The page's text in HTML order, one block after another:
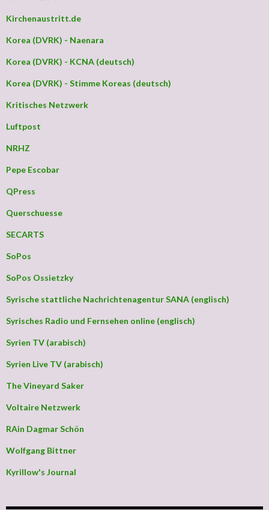
Kirchenaustritt.de
Korea (DVRK) - Naenara
Korea (DVRK) - KCNA (deutsch)
Korea (DVRK) - Stimme Koreas (deutsch)
Kritisches Netzwerk
Luftpost
NRHZ
Pepe Escobar
QPress
Querschuesse
SECARTS
SoPos
SoPos Ossietzky
Syrische stattliche Nachrichtenagentur SANA (englisch)
Syrisches Radio und Fernsehen online (englisch)
Syrien TV (arabisch)
Syrien Live TV (arabisch)
The Vineyard Saker
Voltaire Netzwerk
RAin Dagmar Schön
Wolfgang Bittner
Kyrillow's Journal